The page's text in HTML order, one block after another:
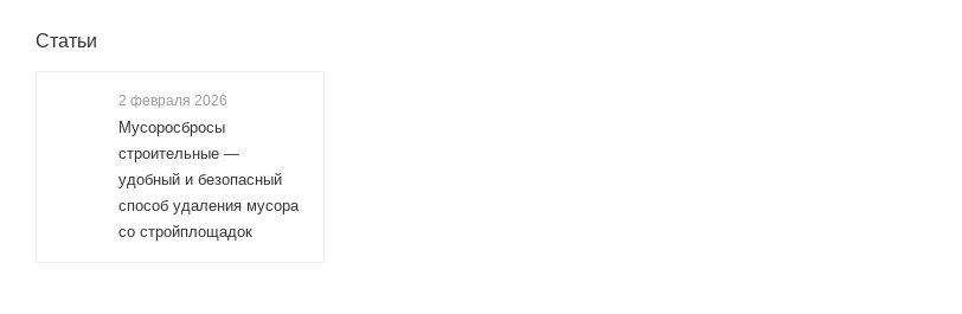
Статьи
2 февраля 2026
Мусоросбросы
строительные —
удобный и безопасный
способ удаления мусора
со стройплощадок